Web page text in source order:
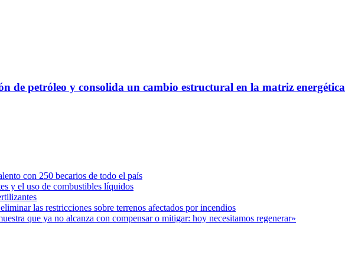
de petróleo y consolida un cambio estructural en la matriz energética
con 250 becarios de todo el país
y el uso de combustibles líquidos
las restricciones sobre terrenos afectados por incendios
que ya no alcanza con compensar o mitigar: hoy necesitamos regenerar»